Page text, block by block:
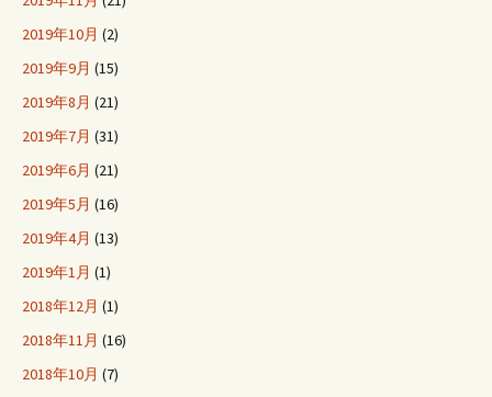
2019年10月 (2)
2019年9月 (15)
2019年8月 (21)
2019年7月 (31)
2019年6月 (21)
2019年5月 (16)
2019年4月 (13)
2019年1月 (1)
2018年12月 (1)
2018年11月 (16)
2018年10月 (7)